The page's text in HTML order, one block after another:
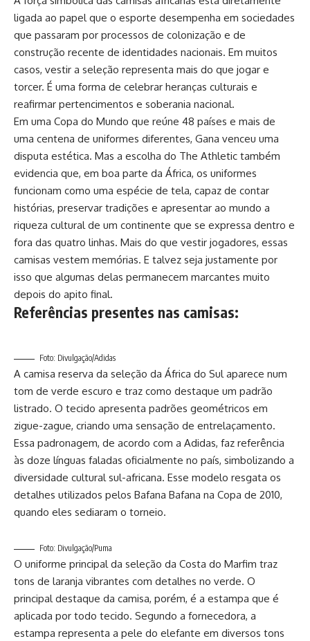
ligada ao papel que o esporte desempenha em sociedades
que passaram por processos de colonização e de
construção recente de identidades nacionais. Em muitos
casos, vestir a seleção representa mais do que jogar e
torcer. É uma forma de celebrar heranças culturais e
reafirmar pertencimentos e soberania nacional.
Em uma Copa do Mundo que reúne 48 países e mais de
uma centena de uniformes diferentes, Gana venceu uma
disputa estética. Mas a escolha do The Athletic também
evidencia que, em boa parte da África, os uniformes
funcionam como uma espécie de tela, capaz de contar
histórias, preservar tradições e apresentar ao mundo a
riqueza cultural de um continente que se expressa dentro e
fora das quatro linhas. Mais do que vestir jogadores, essas
camisas vestem memórias. E talvez seja justamente por
isso que algumas delas permanecem marcantes muito
depois do apito final.
Referências presentes nas camisas:
Foto: Divulgação/Adidas
A camisa reserva da seleção da África do Sul aparece num
tom de verde escuro e traz como destaque um padrão
listrado. O tecido apresenta padrões geométricos em
zigue-zague, criando uma sensação de entrelaçamento.
Essa padronagem, de acordo com a Adidas, faz referência
às doze línguas faladas oficialmente no país, simbolizando a
diversidade cultural sul-africana. Esse modelo resgata os
detalhes utilizados pelos Bafana Bafana na Copa de 2010,
quando eles sediaram o torneio.
Foto: Divulgação/Puma
O uniforme principal da seleção da Costa do Marfim traz
tons de laranja vibrantes com detalhes no verde. O
principal destaque da camisa, porém, é a estampa que é
aplicada por todo tecido. Segundo a fornecedora, a
estampa representa a pele do elefante em diversos tons